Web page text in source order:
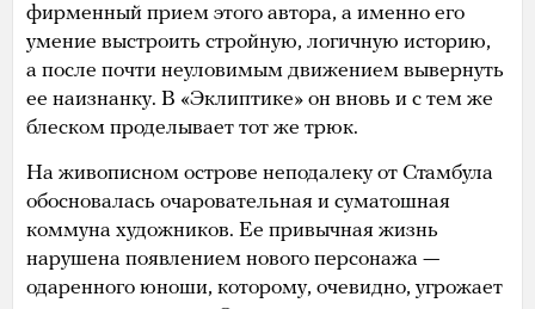
фирменный прием этого автора, а именно его
умение выстроить стройную, логичную историю,
а после почти неуловимым движением вывернуть
ее наизнанку. В «Эклиптике» он вновь и с тем же
блеском проделывает тот же трюк.
На живописном острове неподалеку от Стамбула
обосновалась очаровательная и суматошная
коммуна художников. Ее привычная жизнь
нарушена появлением нового персонажа —
одаренного юноши, которому, очевидно, угрожает